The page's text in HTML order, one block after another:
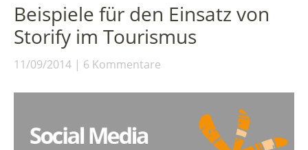
Beispiele für den Einsatz von
Storify im Tourismus
11/09/2014 6 Kommentare